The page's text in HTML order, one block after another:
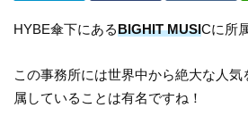
HYBE傘下にあるBIGHIT MUSICに所
この事務所には世界中から絶大な人気
属していることは有名ですね！